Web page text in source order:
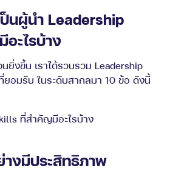
นผู้นำ Leadership
ะไรบ้าง
ยิ่งขึ้น เราได้รวบรวม Leadership
อมรับ ในระดับสากลมา 10 ข้อ ดังนี้
างมีประสิทธิภาพ